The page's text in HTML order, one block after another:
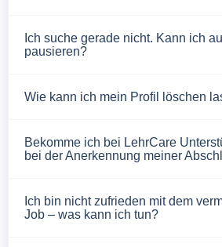
Ich suche gerade nicht. Kann ich
pausieren?
Wie kann ich mein Profil löschen
Bekomme ich bei LehrCare
bei der Anerkennung meiner
Ich bin nicht zufrieden mit dem
Job – was kann ich tun?